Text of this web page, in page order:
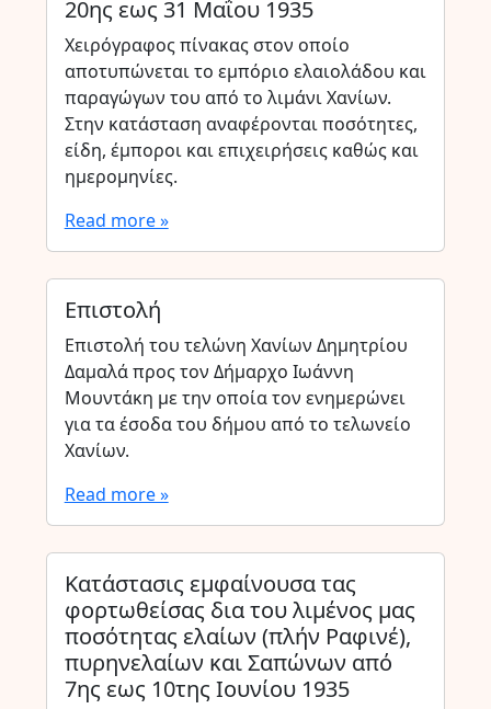
20ης εως 31 Μαΐου 1935
Χειρόγραφος πίνακας στον οποίο
αποτυπώνεται το εμπόριο ελαιολάδου και
παραγώγων του από το λιμάνι Χανίων.
Στην κατάσταση αναφέρονται ποσότητες,
είδη, έμποροι και επιχειρήσεις καθώς και
ημερομηνίες.
Read more »
Επιστολή
Επιστολή του τελώνη Χανίων Δημητρίου
Δαμαλά προς τον Δήμαρχο Ιωάννη
Μουντάκη με την οποία τον ενημερώνει
για τα έσοδα του δήμου από το τελωνείο
Χανίων.
Read more »
Κατάστασις εμφαίνουσα τας
φορτωθείσας δια του λιμένος μας
ποσότητας ελαίων (πλήν Ραφινέ),
πυρηνελαίων και Σαπώνων από
7ης εως 10της Ιουνίου 1935